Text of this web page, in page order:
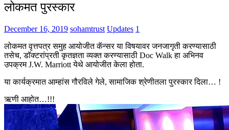
लोकमत पुरस्कार
December 16, 2019 sohamtrust Updates 1
लोकमत वृत्तपत्र समुह आयोजीत कॅन्सर या विषयावर जनजागृती करण्यासाठी
तसेच, डॉक्टरांप्रती कृतज्ञता व्यक्त करण्यासाठी Doc Walk हा अभिनव
उपक्रम J.W. Marriott येथे आयोजीत केला होता.
या कार्यक्रमात आम्हांस गौरविले गेले, सामाजिक श्रेणीतला पुरस्कार दिला… !
ऋणी आहोत…!!!